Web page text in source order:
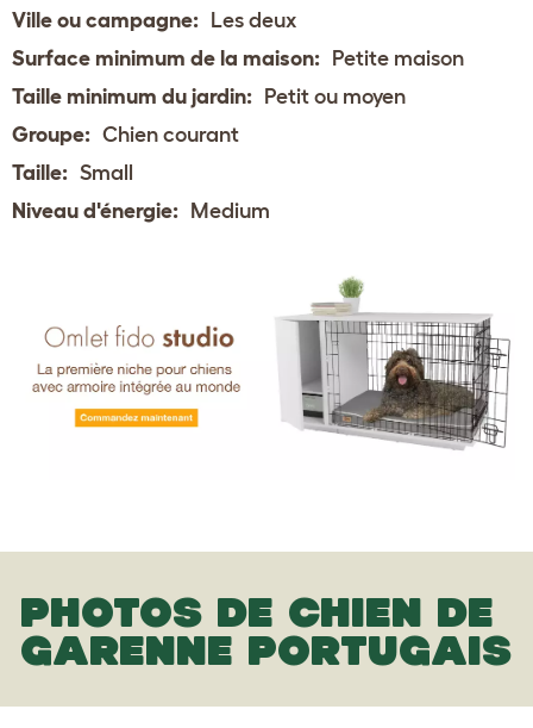
Ville ou campagne: Les deux
Surface minimum de la maison: Petite maison
Taille minimum du jardin: Petit ou moyen
Groupe: Chien courant
Taille: Small
Niveau d'énergie: Medium
PHOTOS DE CHIEN DE
GARENNE PORTUGAIS